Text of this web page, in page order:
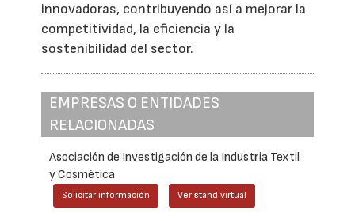
innovadoras, contribuyendo así a mejorar la
competitividad, la eficiencia y la
sostenibilidad del sector.
EMPRESAS O ENTIDADES
RELACIONADAS
Asociación de Investigación de la Industria Textil
y Cosmética
Solicitar información Ver stand virtual